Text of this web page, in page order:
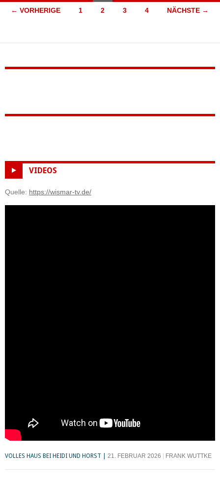
Beitragsnavigation
← VORHERIGE 1 2 3 4 NÄCHSTE →
VIDEOS
Quelle: https://wismar-tv.de/
VOLLES HAUS BEI HEIDI UND HORST 21. FEBRUAR 2026 FRANK WUTTKE